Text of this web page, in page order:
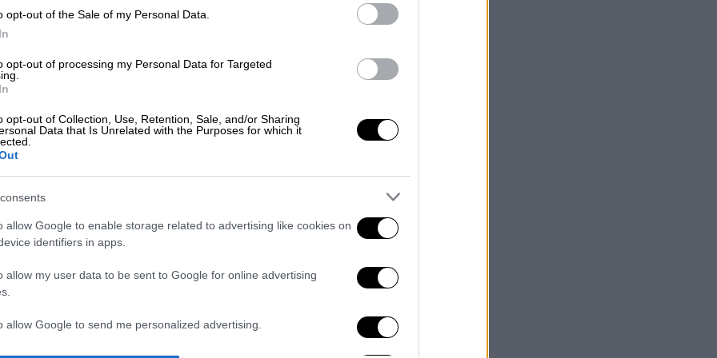
opt-out of the Sale of my Personal Data.
opt-out of processing my Personal Data for Targeted
opt-out of Collection, Use, Retention, Sale, and/or Sharing
Data that Is Unrelated with the Purposes for which it
allow Google to enable storage related to advertising like cookies on
identifiers in apps.
allow my user data to be sent to Google for online advertising
allow Google to send me personalized advertising.
το ΕΘΝΟΣ στη Google
λίγο καιρό, μέσα από το Youweekly.gr, η
δυο χρόνια. Η γνωστή παρουσιάστρια
της ζωή και να την κρατά μακριά από τα
δεν σημαίνει πως δεν υπάρχει